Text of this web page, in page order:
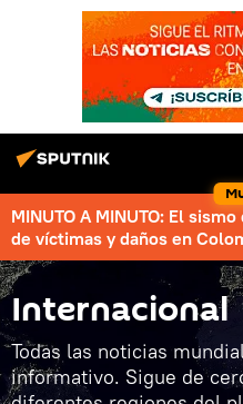
MINUTO A MINUTO: El
de víctimas y daños en
Internacional
Todas las noticias
informativo. Sigue de